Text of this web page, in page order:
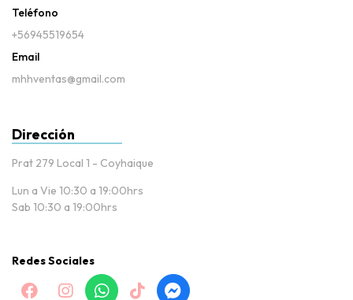
Teléfono
+56945519654
Email
mhhventas@gmail.com
Dirección
Prat 279 Local 1 - Coyhaique
Lun a Vie 10:30 a 19:00hrs
Sab 10:30 a 19:00hrs
Redes Sociales